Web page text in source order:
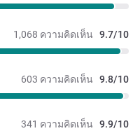
1,068 ความคิดเห็น 9.7/10
603 ความคิดเห็น 9.8/10
341 ความคิดเห็น 9.9/10